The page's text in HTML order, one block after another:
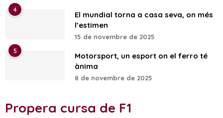
4
El mundial torna a casa seva, on més
l’estimen
15 de novembre de 2025
5
Motorsport, un esport on el ferro té
ànima
8 de novembre de 2025
Propera cursa de F1